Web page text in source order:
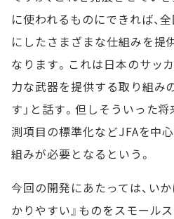
に使われるものにできれば、
にしたさまざまな仕組みを提
なります。これは日本のサッ
力な武器を提供する取り組み
す」と話す。但しそういった
測項目の標準化などJFAを中
組みが必要となるという。
今回の開発にあたっては、い
かりやすい』ものをスモール